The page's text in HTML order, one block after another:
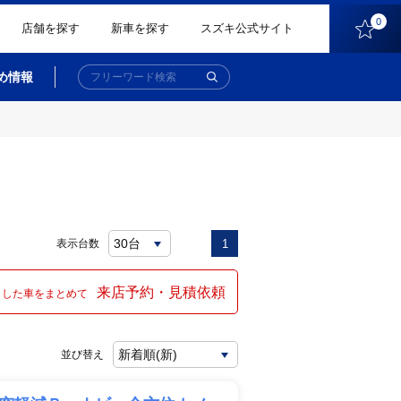
店舗を探す 新車を探す スズキ公式サイト 0
情報
表示台数 1
た車をまとめて 来店予約・見積依頼
並び替え